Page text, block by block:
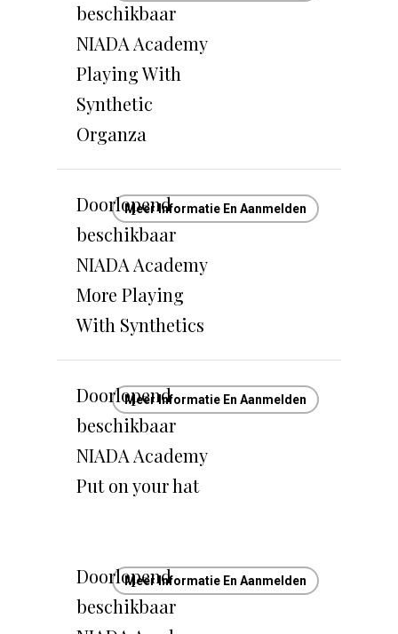
beschikbaar
NIADA Academy
Playing With
Synthetic
Organza
Doorlopend
beschikbaar
NIADA Academy
More Playing
With Synthetics
Meer Informatie En Aanmelden
Doorlopend
beschikbaar
NIADA Academy
Put on your hat
Meer Informatie En Aanmelden
Doorlopend
beschikbaar
Meer Informatie En Aanmelden